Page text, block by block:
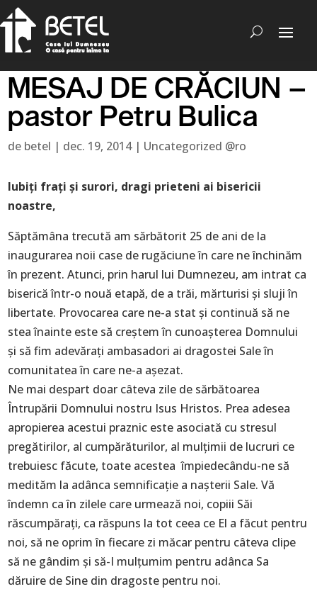
MESAJ DE CRĂCIUN –
pastor Petru Bulica
de betel | dec. 19, 2014| Uncategorized @ro
Iubiți frați și surori, dragi prieteni ai bisericii
noastre,
Săptămâna trecută am sărbătorit 25 de ani de la
inaugurarea noii case de rugăciune în care ne închinăm
în prezent. Atunci, prin harul lui Dumnezeu, am intrat ca
biserică într-o nouă etapă, de a trăi, mărturisi și sluji în
libertate. Provocarea care ne-a stat și continuă să ne
stea înainte este să creștem în cunoașterea Domnului
și să fim adevărați ambasadori ai dragostei Sale în
comunitatea în care ne-a așezat.
Ne mai despart doar câteva zile de sărbătoarea
Întrupării Domnului nostru Isus Hristos. Prea adesea
apropierea acestui praznic este asociată cu stresul
pregătirilor, al cumpărăturilor, al mulţimii de lucruri ce
trebuiesc făcute, toate acestea împiedecându-ne să
medităm la adânca semnificaţie a naşterii Sale. Vă
îndemn ca în zilele care urmează noi, copiii Săi
răscumpăraţi, ca răspuns la tot ceea ce El a făcut pentru
noi, să ne oprim în fiecare zi măcar pentru câteva clipe
să ne gândim şi să-I mulţumim pentru adânca Sa
dăruire de Sine din dragoste pentru noi.